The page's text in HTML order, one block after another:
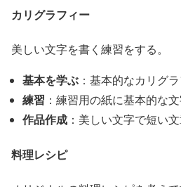
カリグラフィー
美しい文字を書く練習をする。
基本を学ぶ ：基本的なカリグ
練習 ：練習用の紙に基本的な
作品作成 ：美しい文字で短い
料理レシピ